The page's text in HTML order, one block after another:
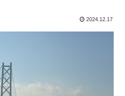
2024.12.17